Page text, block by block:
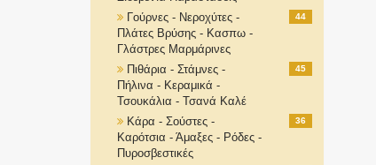
Γούρνες - Νεροχύτες -
Πλάτες Βρύσης - Κασπω -
Γλάστρες Μαρμάρινες
44
Πιθάρια - Στάμνες -
Πήλινα - Κεραμικά -
Τσουκάλια - Τσανά Καλέ
45
Κάρα - Σούστες -
Καρότσια - Άμαξες - Ρόδες -
Πυροσβεστικές
36